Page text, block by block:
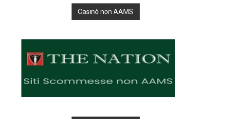
Casinò non AAMS